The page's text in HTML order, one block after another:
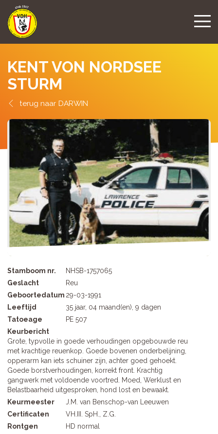
KENT VON NORDSEE
STURM
DARWIN
Stamboom nr.
NHSB-1757065
Geslacht
Reu
Geboortedatum 29-03-1991
Leeftijd
35 jaar, 04 maand(en), 9 dagen
Tatoeage
PE 507
Keurbericht
Grote, typvolle in goede verhoudingen opgebouwde reu
met krachtige reuenkop. Goede bovenen onderbelijning,
opperarm kan iets schuiner zijn, achter goed gehoekt.
Goede borstverhoudingen, korrekt front. Krachtig
gangwerk met voldoende voortred. Moed, Werklust en
Belastbaarheid uitgesproken, hond lost en bewaakt.
Keurmeester
J.M. van Benschop-van Leeuwen
Certificaten
VH.III. SpH., Z.G.
Rontgen
HD normal